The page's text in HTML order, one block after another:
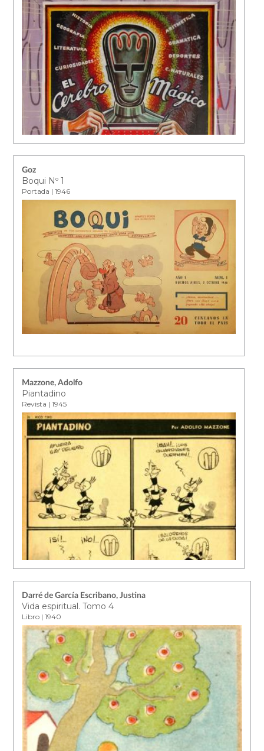
Goz
Boqui Nº 1
Portada | 1946
Mazzone, Adolfo
Piantadino
Revista | 1945
Darré de García Escribano, Justina
Vida espiritual. Tomo 4
Libro | 1940